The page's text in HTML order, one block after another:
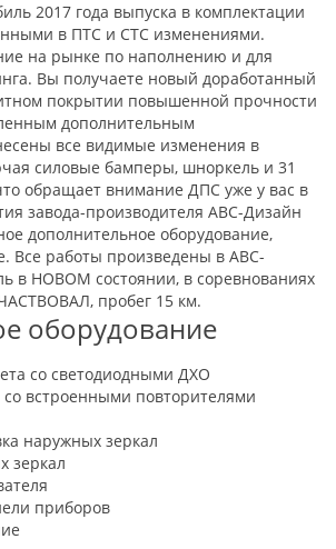
2017 года выпуска в комплектации
в ПТС и СТС изменениями.
на рынке по наполнению и для
Вы получаете новый доработанный
покрытии повышенной прочности
дополнительным
все видимые изменения в
силовые бамперы, шноркель и 31
обращает внимание ДПС уже у вас в
завода-производителя АВС-Дизайн
дополнительное оборудование,
Все работы произведены в АВС-
в НОВОМ состоянии, в соревнованиях
пробег 15 км.
оборудование
со светодиодными ДХО
встроенными повторителями
наружных зеркал
зеркал
приборов